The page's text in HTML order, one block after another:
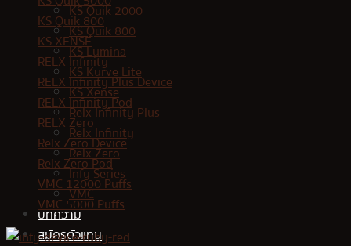
KS Quik 2000
KS Quik 800
KS Lumina
KS Kurve Lite
KS Xense
Relx Infinity Plus
Relx Infinity
Relx Zero
Infy Series
VMC
บทความ
สมัครตัวแทน
KS Quik 800
KS XENSE
RELX Infinity
RELX Infinity Plus Device
RELX Infinity Pod
RELX Zero
Relx Zero Device
Relx Zero Pod
VMC 12000 Puffs
VMC 5000 Puffs